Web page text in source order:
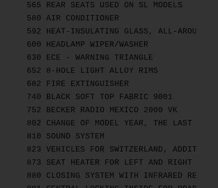
565 REAR SEATS USED ON SL MODELS
580 AIR CONDITIONER
592 HEAT-INSULATING GLASS, ALL-AROUND,
600 HEADLAMP WIPER/WASHER
630 ECE - WARNING TRIANGLE
652 8-HOLE LIGHT ALLOY RIMS
682 FIRE EXTINGUISHER
740 BLACK SOFT TOP FABRIC 9001
752 BECKER RADIO MEXICO 2000 VK
802 CHANGE OF MODEL YEAR, THE LAST
810 SOUND SYSTEM
823 VEHICLES FOR SWITZERLAND,
873 SEAT HEATER FOR LEFT AND RIGHT
880 CLOSING SYSTEM WITH INFRARED REMOTE